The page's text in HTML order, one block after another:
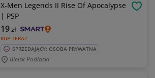
X-Men Legends II Rise Of Apocalypse
| PSP
KUP TERAZ
19zł
SPRZEDAJĄCY: OSOBA PRYWATNA
Bielsk Podlaski